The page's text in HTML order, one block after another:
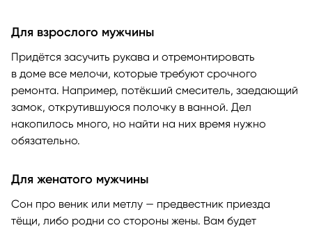
Для взрослого мужчины
Придётся засучить рукава и отремонтировать
в доме все мелочи, которые требуют срочного
ремонта. Например, потёкший смеситель, заедающий
замок, открутившуюся полочку в ванной. Дел
накопилось много, но найти на них время нужно
обязательно.
Для женатого мужчины
Сон про веник или метлу — предвестник приезда
тёщи, либо родни со стороны жены. Вам будет